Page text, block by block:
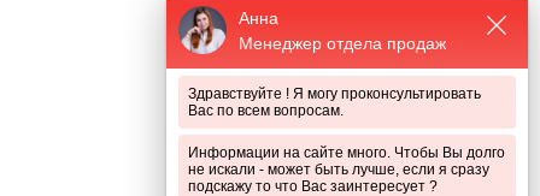
— Золотой стандарт прочности
Анна
Менеджер отдела продаж
Здравствуйте ! Я могу проконсультировать
Вас по всем вопросам.
Информации на сайте много. Чтобы Вы долго
не искали - может быть лучше, если я сразу
подскажу то что Вас заинтересует ?